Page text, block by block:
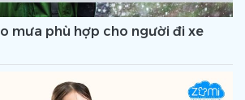
mưa phù hợp cho người đi xe